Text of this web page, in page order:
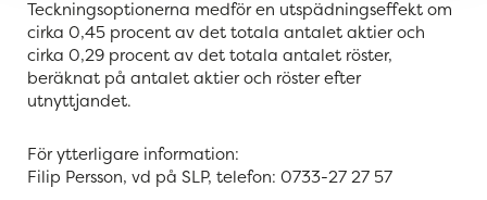
Teckningsoptionerna medför en utspädningseffekt om
cirka 0,45 procent av det totala antalet aktier och
cirka 0,29 procent av det totala antalet röster,
beräknat på antalet aktier och röster efter
utnyttjandet.
För ytterligare information:
Filip Persson, vd på SLP, telefon: 0733-27 27 57